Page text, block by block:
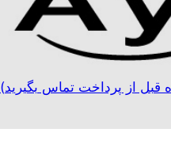
از پرداخت تماس بگیرید)